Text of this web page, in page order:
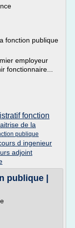
fonction publique
employeur
fonctionnaire...
fonction
de la
publique
d ingenieur
adjoint
publique |